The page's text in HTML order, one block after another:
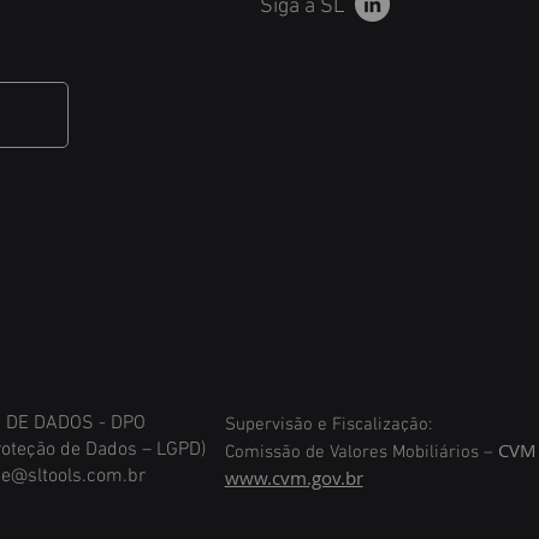
DE DADOS - DPO
de Dados – LGPD)
Siga a SL
Supervisão e Fiscalização:
Comissão de Valores Mobiliários – CVM
www.cvm.gov.br